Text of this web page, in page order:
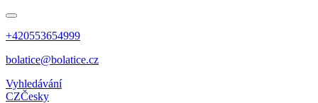
+420553654999
bolatice@bolatice.cz
Vyhledávání
CZČesky